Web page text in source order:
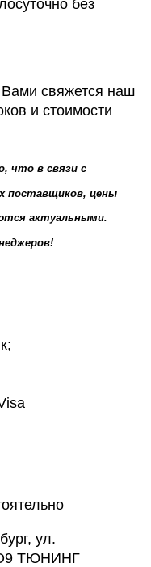
без
свяжется наш
и стоимости
что в связи с
поставщиков, цены
актуальными.
ул.
D9 ТЮНИНГ